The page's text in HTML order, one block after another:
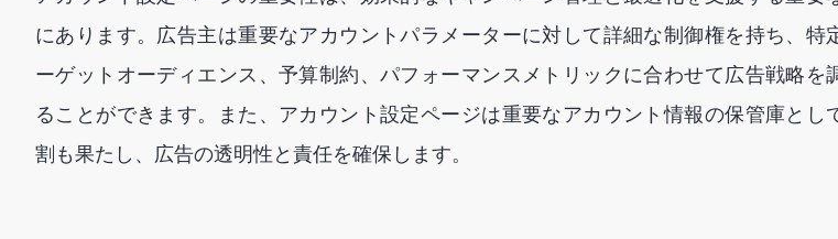
にあります。広告主は重要なアカウントパラメーターに対して詳細な制御権を持ち、特
ーゲットオーディエンス、予算制約、パフォーマンスメトリックに合わせて広告戦略を
ることができます。また、アカウント設定ページは重要なアカウント情報の保管庫とし
割も果たし、広告の透明性と責任を確保します。